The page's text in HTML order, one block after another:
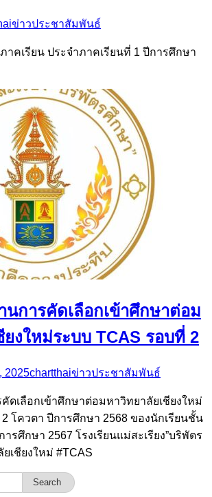
ข่าวประชาสัมพันธ์
าคเรียน ประจำภาคเรียนที่ 1 ปีการศึกษา
นการคัดเลือกเข้าศึกษาต่อม
ยงใหม่ระบบ TCAS รอบที่ 2
2025chartthaiข่าวประชาสัมพันธ์
ดเลือกเข้าศึกษาต่อมหาวิทยาลัยเชียงใหม่
โควตา ปีการศึกษา 2568 ของนักเรียนชั้น
รศึกษา 2567 โรงเรียนแม่สะเรียง”บริพัตร
เชียงใหม่ #TCAS